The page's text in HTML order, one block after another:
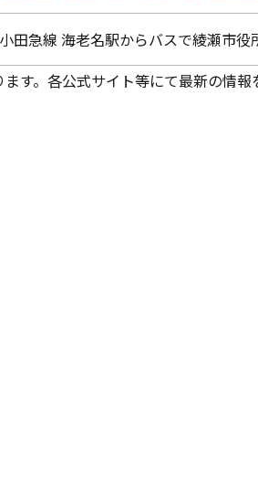
小田急線 海老名駅からバスで綾瀬市
す。各公式サイト等にて最新の情報